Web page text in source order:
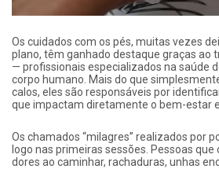
Os cuidados com os pés, muitas vezes
plano, têm ganhado destaque graças ao
— profissionais especializados na saúde
corpo humano. Mais do que
calos, eles são responsáveis por
que impactam diretamente o bem-estar e
Os chamados “milagres” realizados por
logo nas primeiras sessões. Pessoas
dores ao caminhar, rachaduras, unhas